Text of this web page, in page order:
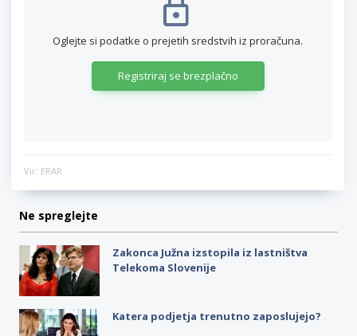
Oglejte si podatke o prejetih sredstvih iz proračuna.
Registriraj se brezplačno
Vir: ERAR
Ne spreglejte
Zakonca Južna izstopila iz lastništva
Telekoma Slovenije
Katera podjetja trenutno zaposlujejo?